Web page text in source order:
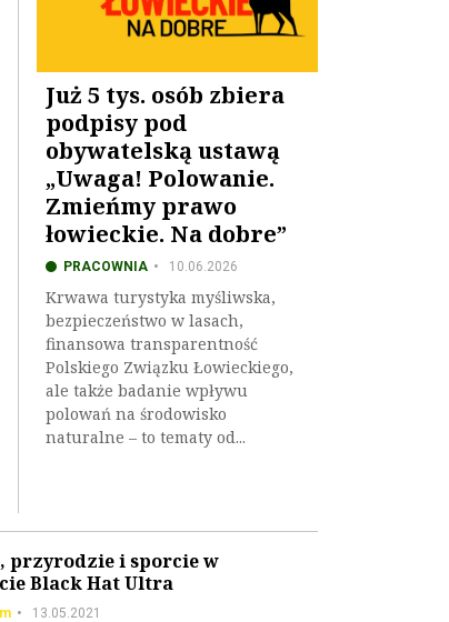
Już 5 tys. osób zbiera
podpisy pod
obywatelską ustawą
„Uwaga! Polowanie.
Zmieńmy prawo
łowieckie. Na dobre”
PRACOWNIA 10.06.2026
Krwawa turystyka myśliwska,
bezpieczeństwo w lasach,
finansowa transparentność
Polskiego Związku Łowieckiego,
ale także badanie wpływu
polowań na środowisko
naturalne – to tematy od...
przyrodzie i sporcie w
Black Hat Ultra
13.05.2021